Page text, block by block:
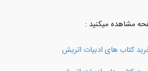
مشاهده میکنید :
کتاب های ادبیات اتریش